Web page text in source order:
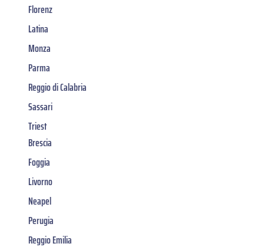
Florenz
Latina
Monza
Parma
Reggio di Calabria
Sassari
Triest
Brescia
Foggia
Livorno
Neapel
Perugia
Reggio Emilia